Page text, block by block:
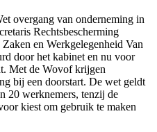
overgang van onderneming in
Rechtsbescherming
en Werkgelegenheid Van
door het kabinet en nu voor
Met de Wovof krijgen
bij een doorstart. De wet geldt
20 werknemers, tenzij de
kiest om gebruik te maken